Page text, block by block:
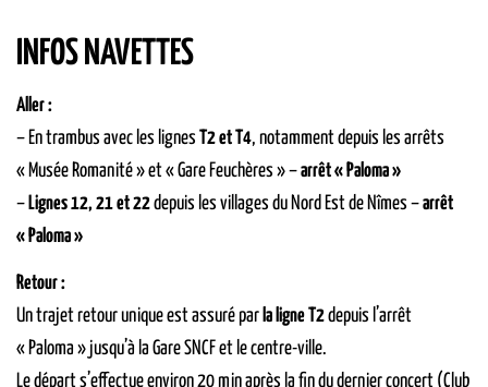
INFOS NAVETTES
Aller :
– En trambus avec les lignes T2 et T4, notamment depuis les arrêts
« Musée Romanité » et « Gare Feuchères » –arrêt « Paloma »
– Lignes 12, 21 et 22depuis les villages du Nord Est de Nîmes –arrêt
« Paloma »
Retour :
Un trajet retour unique est assuré par la ligne T2depuis l’arrêt
« Paloma » jusqu’à la Gare SNCF et le centre-ville.
Le départ s’effectue environ 20 min après la fin du dernier concert (Club